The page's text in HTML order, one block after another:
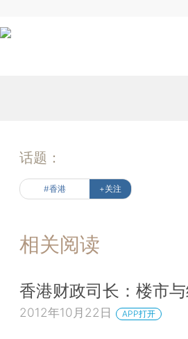
话题：
#香港 +关注
相关阅读
香港财政司长：楼市
2012年10月22日 APP打开